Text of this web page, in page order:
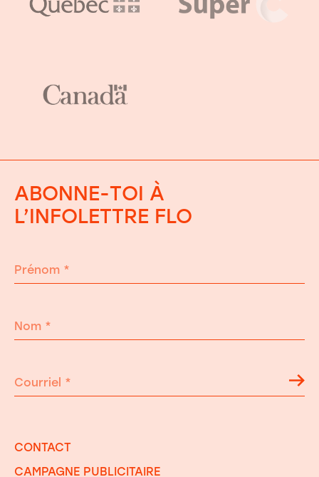
ABONNE-TOI À
L’INFOLETTRE FLO
Prénom *
Nom *
Courriel *
CONTACT
CAMPAGNE PUBLICITAIRE